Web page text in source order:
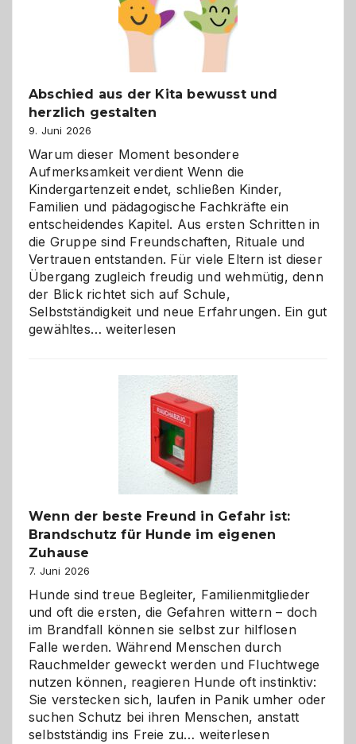
Abschied aus der Kita bewusst und
herzlich gestalten
9. Juni 2026
Warum dieser Moment besondere
Aufmerksamkeit verdient Wenn die
Kindergartenzeit endet, schließen Kinder,
Familien und pädagogische Fachkräfte ein
entscheidendes Kapitel. Aus ersten Schritten in
die Gruppe sind Freundschaften, Rituale und
Vertrauen entstanden. Für viele Eltern ist dieser
Übergang zugleich freudig und wehmütig, denn
der Blick richtet sich auf Schule,
Selbstständigkeit und neue Erfahrungen. Ein gut
gewähltes…Abschied
bewusst
herzlich
gestalten
weiterlesen
Wenn der beste Freund in Gefahr ist:
Brandschutz für Hunde im eigenen
Zuhause
7. Juni 2026
Hunde sind treue Begleiter, Familienmitglieder
und oft die ersten, die Gefahren wittern – doch
im Brandfall können sie selbst zur hilflosen
Falle werden. Während Menschen durch
Rauchmelder geweckt werden und Fluchtwege
nutzen können, reagieren Hunde oft instinktiv:
Sie verstecken sich, laufen in Panik umher oder
suchen Schutz bei ihren Menschen, anstatt
selbstständig ins Freie zu… Wenn
weiterlesen